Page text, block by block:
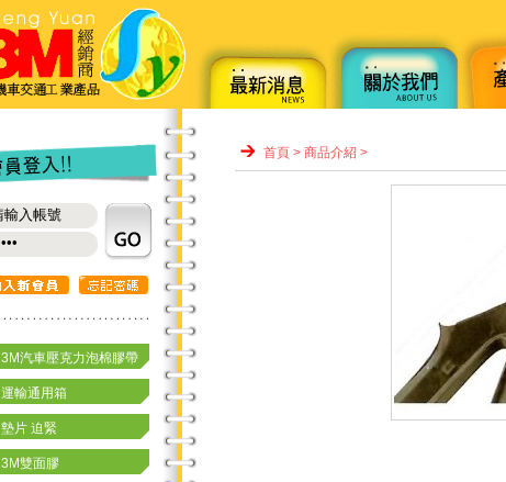
3M汽車壓克力泡棉膠帶
運輸通用箱
墊片 迫緊
3M雙面膠
首頁 > 商品介紹 >